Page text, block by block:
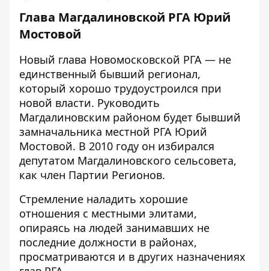
Глава Магдалиновской РГА Юрий
Мостовой
Новый глава Новомосковской РГА — не
единственный бывший регионал,
который хорошо трудоустроился при
новой власти. Руководить
Магдалиновским районом будет бывший
замначальника местной РГА Юрий
Мостовой. В 2010 году он избирался
депутатом Магдалиновского сельсовета,
как член Партии Регионов.
Стремление наладить хорошие
отношения с местными элитами,
опираясь на людей занимавших не
последние должности в районах,
просматриваются и в других назначениях